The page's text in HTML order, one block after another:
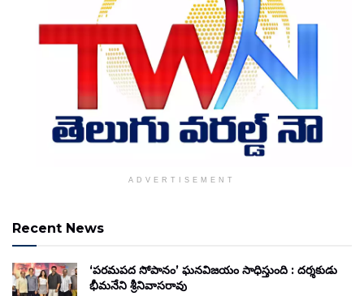
ADVERTISEMENT
Recent News
‘పరమపద సోపానం’ ఘనవిజయం సాధిస్తుంది : దర్శకుడు
భీమనేని శ్రీనివాసరావు